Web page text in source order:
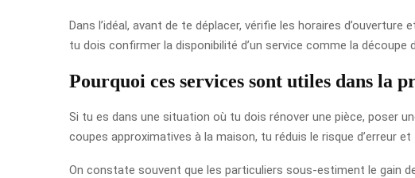
Dans l’idéal, avant de te déplacer, vérifie les horaires
tu dois confirmer la disponibilité d’un service comme la découpe
Pourquoi ces services sont utiles dans la
Si tu es dans une situation où tu dois rénover une pièce, poser
coupes approximatives à la maison, tu réduis le risque d’erreur
On constate souvent que les particuliers sous-estiment le gain